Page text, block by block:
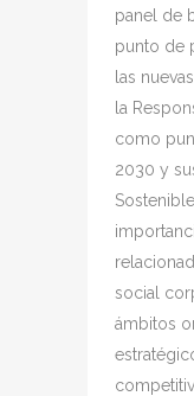
panel de
punto de
las
la
como
2030 y
social
ámbitos